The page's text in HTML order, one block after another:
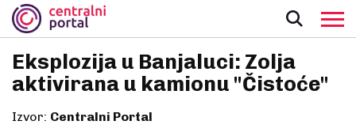
Eksplozija u Banjaluci: Zolja
aktivirana u kamionu "Čistoće"
Izvor: Centralni Portal